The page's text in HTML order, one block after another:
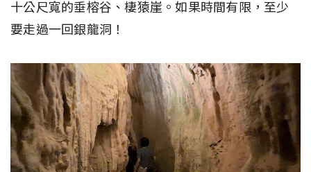
十公尺寬的垂榕谷、棲猿崖。如果時間有限，至少
要走過一回銀龍洞！